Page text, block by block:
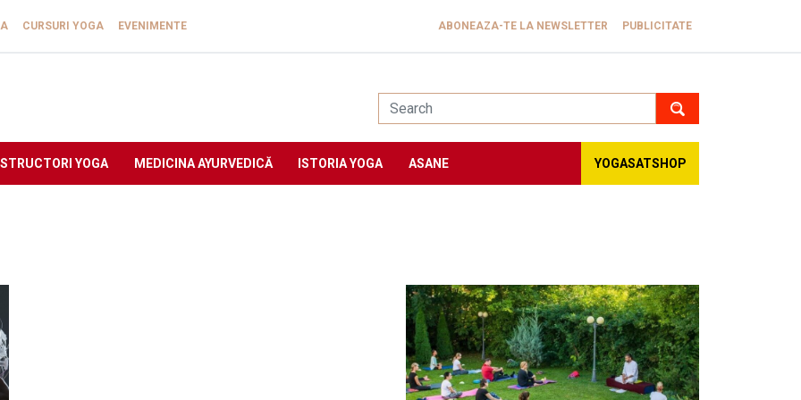
CURSURI YOGA EVENIMENTE ABONEAZA-TE LA NEWSLETTER PUBLICITATE
YOGA MEDICINA AYURVEDICĂ ISTORIA YOGA ASANE YOGASATSHOP
Image